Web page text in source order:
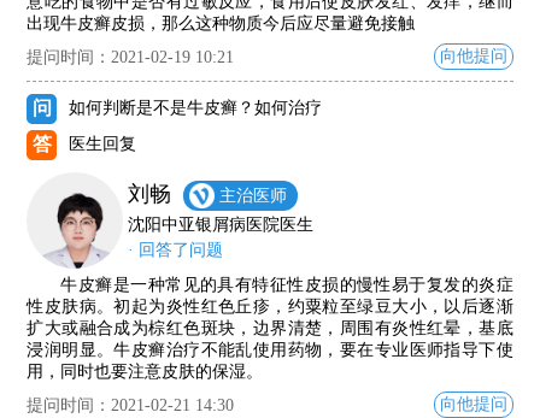
出现牛皮癣皮损，那么这种物质今后应尽量避免接触
提问时间：2021-02-19 10:21
向他提问
问 如何判断是不是牛皮癣？如何治疗
答 医生回复
刘畅
主治医师
沈阳中亚银屑病医院医生
· 回答了问题
牛皮癣是一种常见的具有特征性皮损的慢性易于复发的炎症
性皮肤病。初起为炎性红色丘疹，约粟粒至绿豆大小，以后逐渐
扩大或融合成为棕红色斑块，边界清楚，周围有炎性红晕，基底
浸润明显。牛皮癣治疗不能乱使用药物，要在专业医师指导下使
用，同时也要注意皮肤的保湿。
提问时间：2021-02-21 14:30
向他提问